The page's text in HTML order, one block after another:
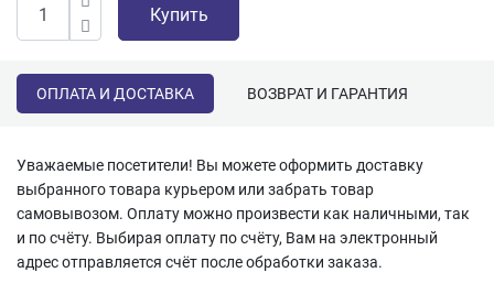
Купить
ОПЛАТА И ДОСТАВКА ВОЗВРАТ И ГАРАНТИЯ
Уважаемые посетители! Вы можете оформить доставку
выбранного товара курьером или забрать товар
самовывозом. Оплату можно произвести как наличными, так
и по счёту. Выбирая оплату по счёту, Вам на электронный
адрес отправляется счёт после обработки заказа.